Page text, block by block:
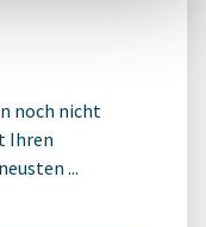
noch nicht
Ihren
...